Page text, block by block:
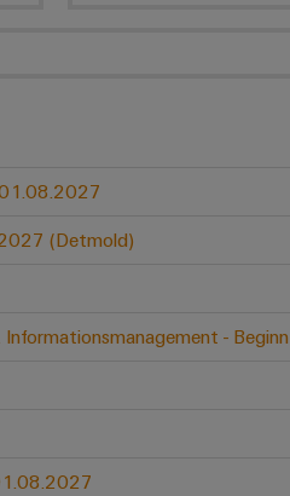
01.08.2027
(Detmold)
Informationsmanagement -